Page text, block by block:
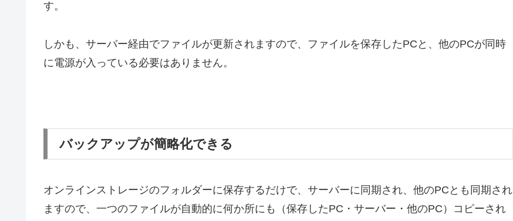
す。
しかも、サーバー経由でファイルが更新されますので、ファイルを保存したPCと、他のPCが同時
に電源が入っている必要はありません。
バックアップが簡略化できる
オンラインストレージのフォルダーに保存するだけで、サーバーに同期され、他のPCとも同期され
ますので、一つのファイルが自動的に何か所にも（保存したPC・サーバー・他のPC）コピーされ